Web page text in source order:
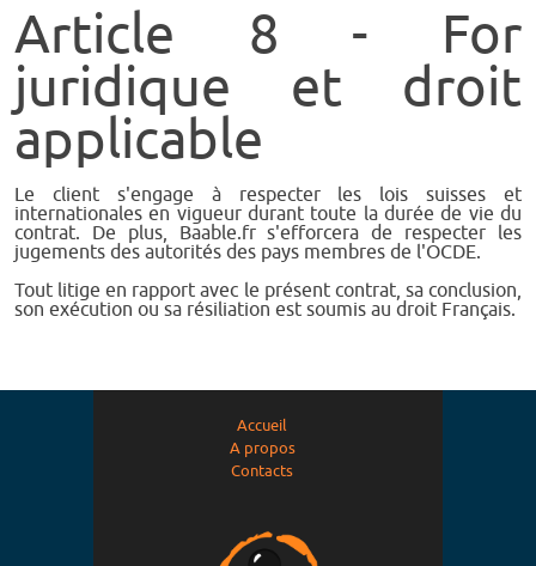
Article 8 - For
juridique et droit
applicable
Le client s'engage à respecter les lois suisses et
internationales en vigueur durant toute la durée de vie du
contrat. De plus, Baable.fr s'efforcera de respecter les
jugements des autorités des pays membres de l'OCDE.
Tout litige en rapport avec le présent contrat, sa conclusion,
son exécution ou sa résiliation est soumis au droit Français.
Accueil
A propos
Contacts